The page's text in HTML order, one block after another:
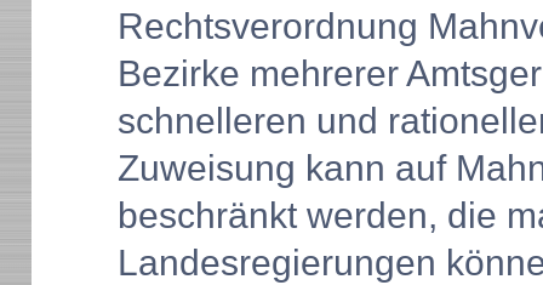
Rechtsverordnung
Bezirke mehrerer
schnelleren und
Zuweisung kann auf
beschränkt werden, die
Landesregierungen